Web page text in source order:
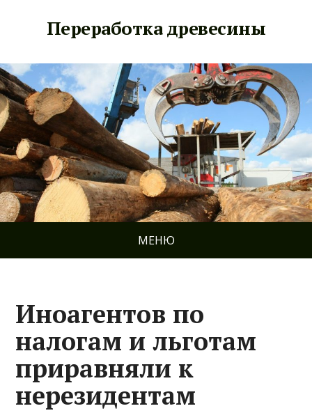
Переработка древесины
МЕНЮ
Иноагентов по
налогам и льготам
приравняли к
нерезидентам